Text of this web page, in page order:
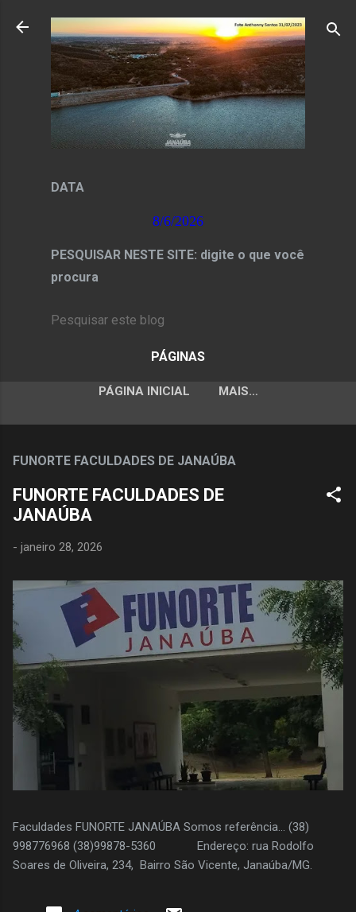
Pular para o conteúdo principal
DATA
8/6/2026
PESQUISAR NESTE SITE: digite o que você
procura
PÁGINAS
PÁGINA INICIAL MAIS…
FUNORTE FACULDADES DE JANAÚBA
FUNORTE FACULDADES DE
JANAÚBA
- janeiro 28, 2026
Faculdades FUNORTE JANAÚBA Somos referência... (38)
998776968 (38)99878-5360 Endereço: rua Rodolfo
Soares de Oliveira, 234, Bairro São Vicente, Janaúba/MG.